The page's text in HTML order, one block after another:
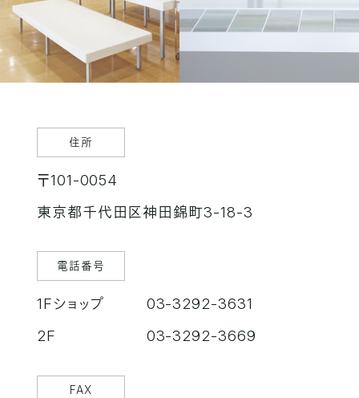
住所
〒101-0054
東京都千代田区神田錦町3-18-3
電話番号
1Fショップ
03-3292-3631
2F
03-3292-3669
FAX